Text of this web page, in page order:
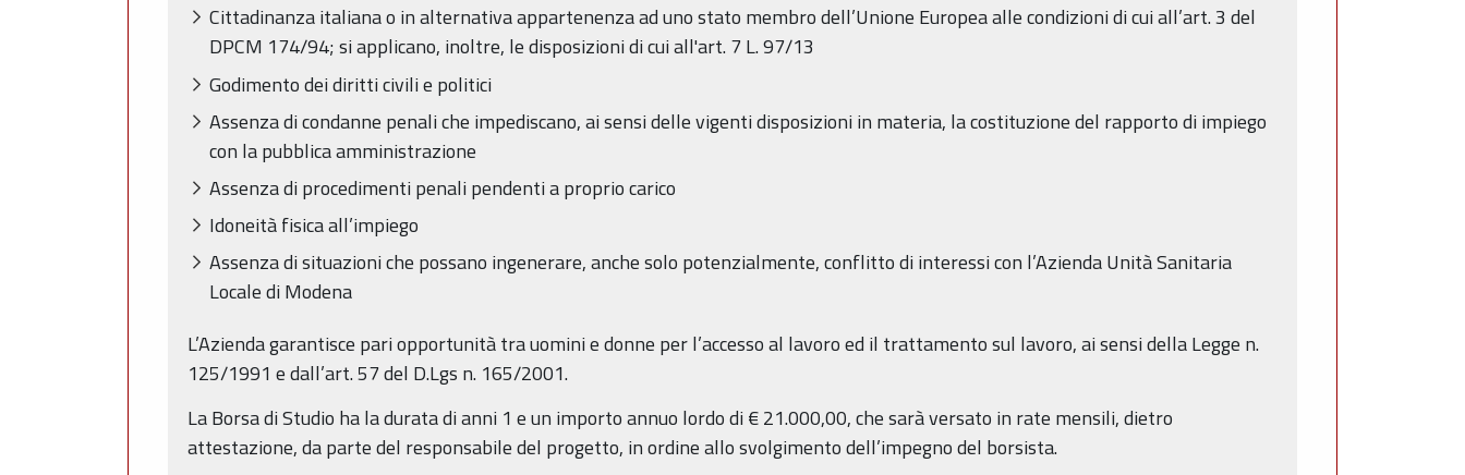
Cittadinanza italiana o in alternativa appartenenza ad uno stato membro dell’Unione Europea alle condizioni di cui all’art. 3 del
DPCM 174/94; si applicano, inoltre, le disposizioni di cui all'art. 7 L. 97/13
Godimento dei diritti civili e politici
Assenza di condanne penali che impediscano, ai sensi delle vigenti disposizioni in materia, la costituzione del rapporto di impiego
con la pubblica amministrazione
Assenza di procedimenti penali pendenti a proprio carico
Idoneità fisica all’impiego
Assenza di situazioni che possano ingenerare, anche solo potenzialmente, conflitto di interessi con l’Azienda Unità Sanitaria
Locale di Modena
L’Azienda garantisce pari opportunità tra uomini e donne per l’accesso al lavoro ed il trattamento sul lavoro, ai sensi della Legge n.
125/1991 e dall’art. 57 del D.Lgs n. 165/2001.
La Borsa di Studio ha la durata di anni 1 e un importo annuo lordo di € 21.000,00, che sarà versato in rate mensili, dietro
attestazione, da parte del responsabile del progetto, in ordine allo svolgimento dell’impegno del borsista.